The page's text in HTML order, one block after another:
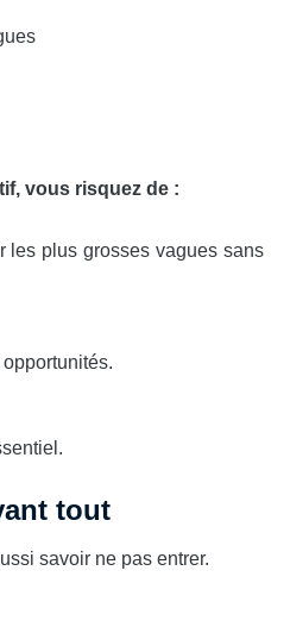
vous risquez de :
les plus grosses vagues sans
tout
savoir ne pas entrer.